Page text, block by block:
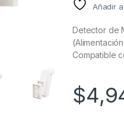
Añadir
Detector de
Compatible
$